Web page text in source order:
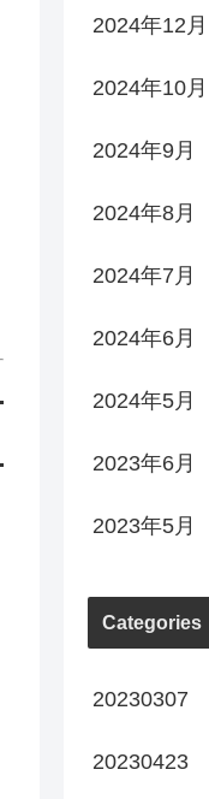
2024年12月
2024年10月
2024年9月
2024年8月
2024年7月
2024年6月
2024年5月
2023年6月
2023年5月
Categories
20230307
20230423